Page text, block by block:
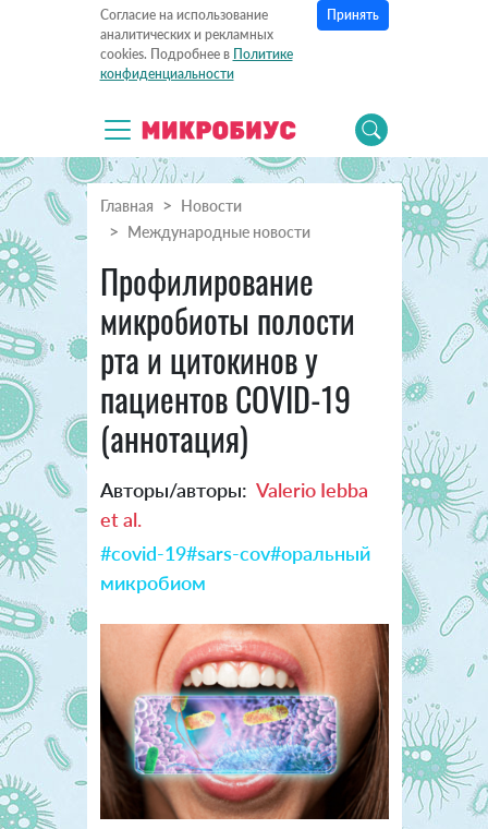
Согласие на использование
аналитических и рекламных
cookies. Подробнее в Политике
конфиденциальности
Принять
Главная
Новости
Международные новости
Профилирование
микробиоты полости
рта и цитокинов у
пациентов COVID-19
(аннотация)
Авторы/авторы: Valerio Iebba
et al.
#covid-19#sars-cov#оральный
микробиом